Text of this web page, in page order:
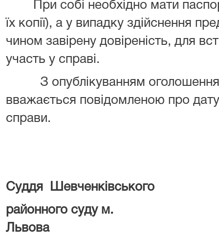
При собі необхідно мати
їх копії), а у випадку здійснення
чином завірену довіреність, для
участь у справі.
З опублікуванням оголошення
вважається повідомленою про
справи.
Суддя Шевченківського
районного суду м.
Львова